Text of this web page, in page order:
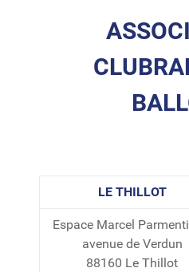
LE THILLOT
Espace Marcel
avenue de Verdun
88160 Le Thillot